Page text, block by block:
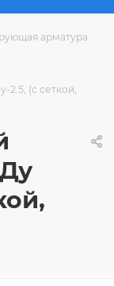
арматура
2.5, (с сеткой,